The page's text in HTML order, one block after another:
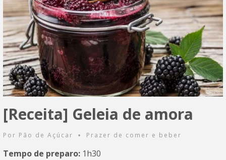
[Receita] Geleia de amora
Por Pão de Açúcar • Prazer de comer e beber
Tempo de preparo: 1h30